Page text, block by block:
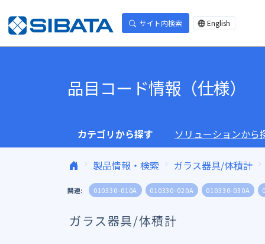
サイト内検索 English
品目コード情報（仕様）
カテゴリから探す ソリューションから
製品情報・検索 ガラス器具/体積計
関連: 010330-010A 010330-020A 010330-030A
ガラス器具/体積計